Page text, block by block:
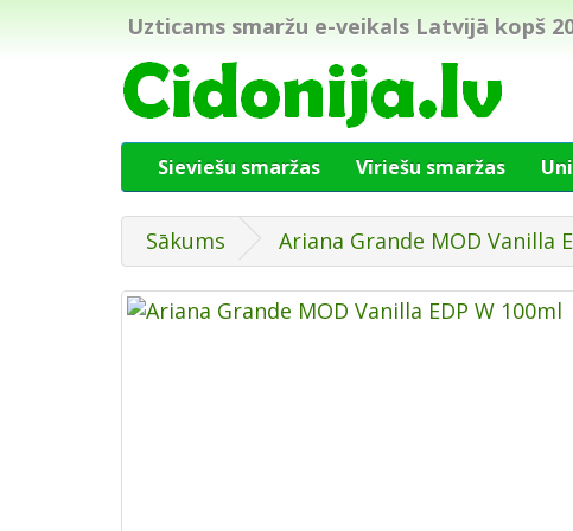
Uzticams smaržu e-veikals Latvijā kopš
Sieviešu smaržas Vīriešu smaržas
Sākums Ariana Grande MOD Vanilla